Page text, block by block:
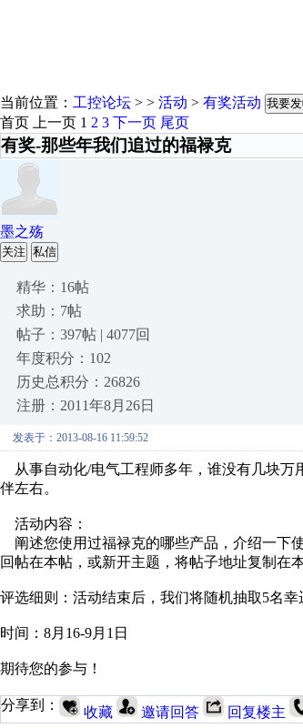
当前位置： 工控论坛 > > 活动 > 有奖活动 我要
首页 上一页 1 2 3 下一页 尾页
有奖-那些年我们追过的福禄克
墨之殇
关注 私信
精华：16帖
求助：7帖
帖子：397帖 | 4077回
年度积分：102
历史总积分：26826
注册：2011年8月26日
发表于：2013-08-16 11:59:52
从事自动化/电气工程师多年，谁没有几块万
伴左右。
活动内容：
阐述您使用过福禄克的哪些产品，介绍一下
回帖在本帖，或新开主题，将帖子地址复制在本
评选细则：活动结束后，我们将随机抽取5名
时间：8月16-9月1日
期待您的参与！
分享到： 收藏 邀请回答 回复楼主